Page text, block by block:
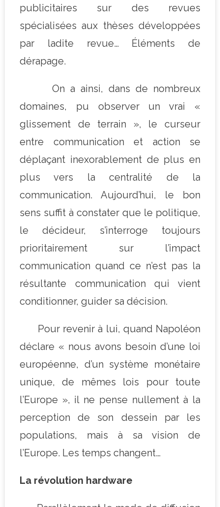
publicitaires sur des revues
spécialisées aux thèses développées
par ladite revue… Éléments de
dérapage.
On a ainsi, dans de nombreux
domaines, pu observer un vrai «
glissement de terrain », le curseur
entre communication et action se
déplaçant inexorablement de plus en
plus vers la centralité de la
communication. Aujourd’hui, le bon
sens suffit à constater que le politique,
le décideur, s’interroge toujours
prioritairement sur l’impact
communication quand ce n’est pas la
résultante communication qui vient
conditionner, guider sa décision.
Pour revenir à lui, quand Napoléon
déclare « nous avons besoin d’une loi
européenne, d’un système monétaire
unique, de mêmes lois pour toute
l’Europe », il ne pense nullement à la
perception de son dessein par les
populations, mais à sa vision de
l’Europe. Les temps changent…
La révolution hardware